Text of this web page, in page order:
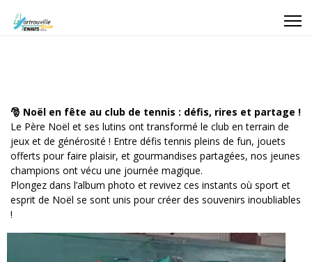
🎅 Noël en fête au club de tennis : défis, rires et partage !
Le Père Noël et ses lutins ont transformé le club en terrain de
jeux et de générosité ! Entre défis tennis pleins de fun, jouets
offerts pour faire plaisir, et gourmandises partagées, nos jeunes
champions ont vécu une journée magique.
Plongez dans l’album photo et revivez ces instants où sport et
esprit de Noël se sont unis pour créer des souvenirs inoubliables
!